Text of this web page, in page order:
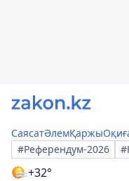
СаясатӘлемҚаржы
#Референдум-2026
+32°